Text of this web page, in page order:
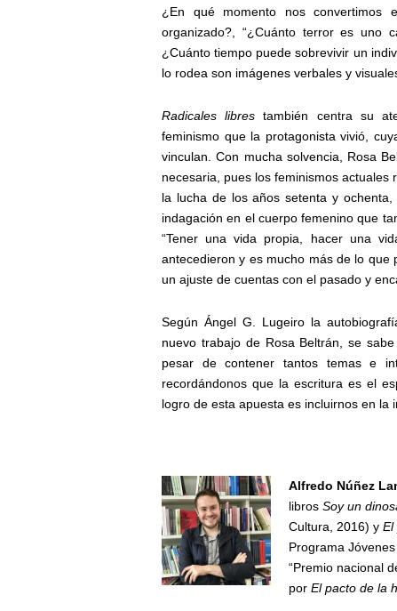
¿En qué momento nos
organizado?, “¿Cuánto terror es uno
¿Cuánto tiempo puede sobrevivir un
lo rodea son imágenes verbales y
Radicales libres también centra su
feminismo que la protagonista vivió,
vinculan. Con mucha solvencia, Rosa
necesaria, pues los feminismos
la lucha de los años setenta y
indagación en el cuerpo femenino que
“Tener una vida propia, hacer una
antecedieron y es mucho más de lo que
un ajuste de cuentas con el pasado y
Según Ángel G. Lugeiro la
nuevo trabajo de Rosa Beltrán, se
pesar de contener tantos temas e
recordándonos que la escritura es el
logro de esta apuesta es incluirnos en la
Alfredo Núñez
libros Soy un
Cultura, 2016) y El
Programa
“Premio nacional
por El pacto de la